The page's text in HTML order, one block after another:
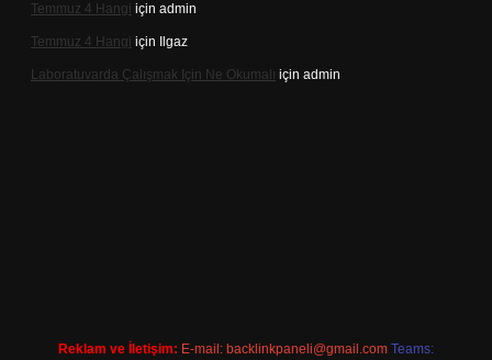
Temmuz 4 Hangi için admin
Temmuz 4 Hangi için Ilgaz
Laboratuvarda Çalışmak Için Ne Okumalı için admin
Reklam ve İletişim: E-mail: backlinkpaneli@gmail.com Teams: